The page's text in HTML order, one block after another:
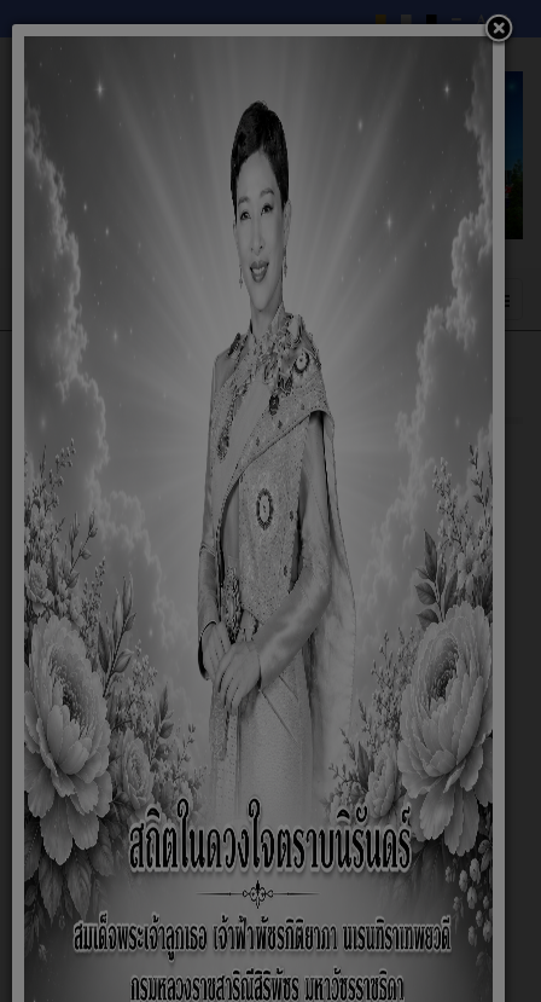
งานสาธารณสุขฯ
แผนปฏิบัติการจัดการขยะมูลฝอย "จังหวัด
สะอาด" ประจำปี พ.ศ.2568
เทศบัญญัติตลาด พ.ศ.2554 เพิ่มเติม
เทศบัญญัติตลาด พ.ศ.2554
เทศบัญญัติการควบคุมการเลี้ยงหรือปล่อย
สัตว์ พ.ศ.2560
มาตรการป้องกันและควบคุมบุหรี่ไฟฟ้าใน
สถานศึกษา
แผ่นพับประชาสัมพันธ์การป้องกันโรคต่างๆ
ฐานข้อมูลผู้สูงอายุที่มีภาวะพึ่งพิงในเขต
เทศบาลตำบลท้ายดง